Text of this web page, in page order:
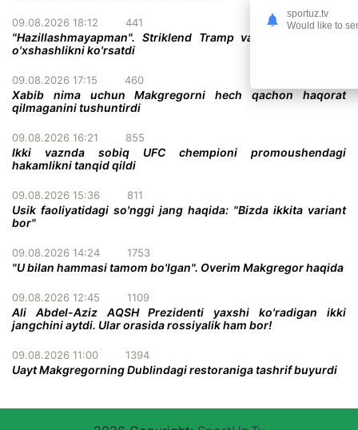
09.08.2026 18:12 441
"Hazillashmayapman". Striklend Tramp va Gitler o'rtasida
o'xshashlikni ko'rsatdi
09.08.2026 17:15 460
Xabib nima uchun Makgregorni hech qachon haqorat
qilmaganini tushuntirdi
09.08.2026 16:21 855
Ikki vaznda sobiq UFC chempioni promoushendagi
hakamlikni tanqid qildi
09.08.2026 15:36 811
Usik faoliyatidagi so'nggi jang haqida: "Bizda ikkita variant
bor"
09.08.2026 14:24 1753
"U bilan hammasi tamom bo'lgan". Overim Makgregor haqida
09.08.2026 12:45 1109
Ali Abdel-Aziz AQSH Prezidenti yaxshi ko'radigan ikki
jangchini aytdi. Ular orasida rossiyalik ham bor!
09.08.2026 11:00 1394
Uayt Makgregorning Dublindagi restoraniga tashrif buyurdi
sportuz.tv
Would like to